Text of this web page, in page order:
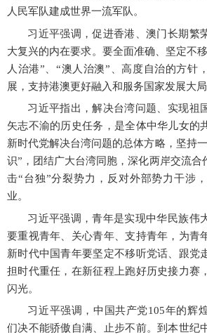
人民军队建成世界一流军队。
习近平强调，促进香港、澳门长期繁
大复兴的内在要求。要全面准确、坚定不
人治港”、“澳人治澳”、高度自治的方针
展，支持港澳更好融入和服务国家发展大局
习近平指出，解决台湾问题、实现祖
矢志不渝的历史任务，是全体中华儿女的
新时代党解决台湾问题的总体方略，坚持
识”，团结广大台湾同胞，深化两岸交流合
击“台独”分裂势力，反对外部势力干涉
业。
习近平强调，青年是实现中华民族伟
要重视青年、关心青年、支持青年，为青
新时代中国青年要坚定不移听党话、跟党
担时代重任，在新征程上跑好历史接力赛
闪光。
习近平强调，中国共产党105年的辉
们决不能骄傲自满、止步不前。到本世纪